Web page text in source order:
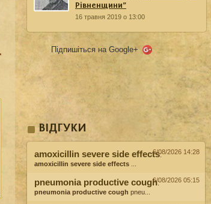
Рівненщини”
16 травня 2019 о 13:00
Підпишіться на Google+
ВІДГУКИ
amoxicillin severe side effects:
amoxicillin severe side effects
6/08/2026 14:28
pneumonia productive cough:
pneumonia productive cough pneu...
6/08/2026 05:15